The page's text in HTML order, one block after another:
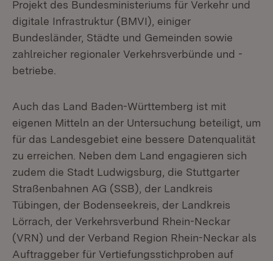
Projekt des Bundesministeriums für Verkehr und
digitale Infrastruktur (BMVI), einiger
Bundesländer, Städte und Gemeinden sowie
zahlreicher regionaler Verkehrsverbünde und -
betriebe.
Auch das Land Baden-Württemberg ist mit
eigenen Mitteln an der Untersuchung beteiligt, um
für das Landesgebiet eine bessere Datenqualität
zu erreichen. Neben dem Land engagieren sich
zudem die Stadt Ludwigsburg, die Stuttgarter
Straßenbahnen AG (SSB), der Landkreis
Tübingen, der Bodenseekreis, der Landkreis
Lörrach, der Verkehrsverbund Rhein-Neckar
(VRN) und der Verband Region Rhein-Neckar als
Auftraggeber für Vertiefungsstichproben auf